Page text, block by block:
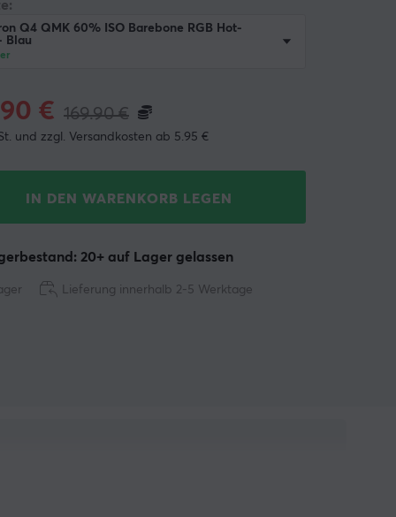
Q4 QMK 60% ISO Barebone RGB Hot-
Blau
169.90€
€
und zzgl. Versandkosten ab 5.95 €
IN DEN WARENKORB LEGEN
20+ auf Lager gelassen
Lieferung innerhalb 2-5 Werktage